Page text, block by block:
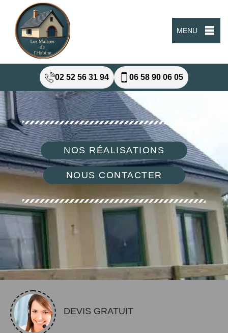
MENU
02 52 56 31 94 06 58 90 06 05
NOS RÉALISATIONS
NOUS CONTACTER
DEVIS GRATUIT